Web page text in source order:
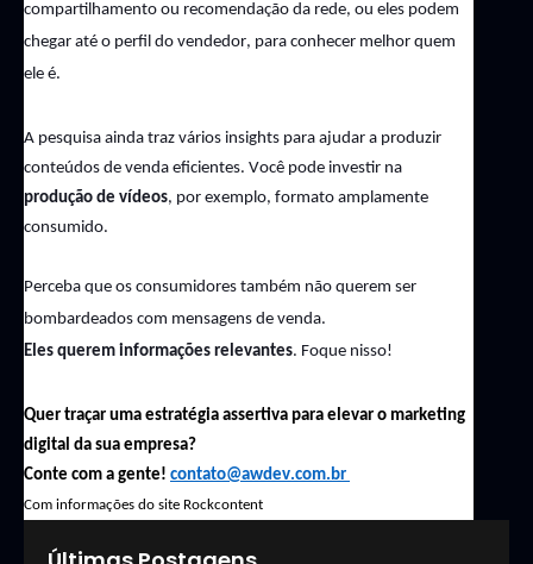
compartilhamento ou recomendação da rede, ou eles podem
chegar até o perfil do vendedor, para conhecer melhor quem
ele é.
A pesquisa ainda traz vários insights para ajudar a produzir
conteúdos de venda eficientes. Você pode investir na
produção de vídeos, por exemplo, formato amplamente
consumido.
Perceba que os consumidores também não querem ser
bombardeados com mensagens de venda.
Eles querem informações relevantes. Foque nisso!
Quer traçar uma estratégia assertiva para elevar o marketing
digital da sua empresa?
Conte com a gente! contato@awdev.com.br
Com informações do site Rockcontent